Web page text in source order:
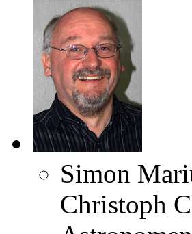
Simon
Christoph